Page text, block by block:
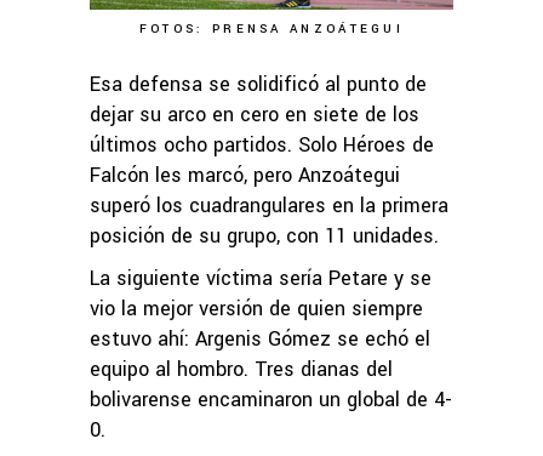
FOTOS: PRENSA ANZOÁTEGUI
Esa defensa se solidificó al punto de
dejar su arco en cero en siete de los
últimos ocho partidos. Solo Héroes de
Falcón les marcó, pero Anzoátegui
superó los cuadrangulares en la primera
posición de su grupo, con 11 unidades.
La siguiente víctima sería Petare y se
vio la mejor versión de quien siempre
estuvo ahí: Argenis Gómez se echó el
equipo al hombro. Tres dianas del
bolivarense encaminaron un global de 4-
0.